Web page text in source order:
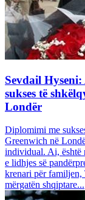
Sevdail
sukses të
Londër
Diplomimi me
Greenwich në
individual. Ai, është
e lidhjes së
krenari për familjen,
mërgatën shqiptare...